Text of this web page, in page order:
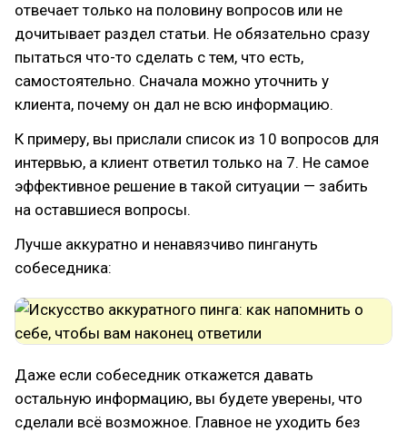
отвечает только на половину вопросов или не
дочитывает раздел статьи. Не обязательно сразу
пытаться что-то сделать с тем, что есть,
самостоятельно. Сначала можно уточнить у
клиента, почему он дал не всю информацию.
К примеру, вы прислали список из 10 вопросов для
интервью, а клиент ответил только на 7. Не самое
эффективное решение в такой ситуации — забить
на оставшиеся вопросы.
Лучше аккуратно и ненавязчиво пингануть
собеседника:
Даже если собеседник откажется давать
остальную информацию, вы будете уверены, что
сделали всё возможное. Главное не уходить без